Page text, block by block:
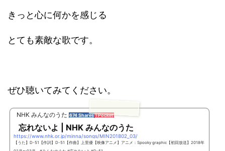
きっと心に何かを感じる
とても素敵な歌です。
ぜひ聴いてみてください。
NHK みんなのうた 674 Shares1 Pocket
忘れないよ | NHK みんなのうた
https://www.nhk.or.jp/minna/songs/MIN201802_03/
【うた】D-51【作詞】D-51【作曲】上里優【映像アニメ】アニメ：Spooky graphic【初回放送】2018年